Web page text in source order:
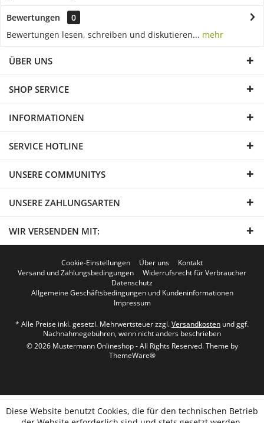
Bewertungen
0
Bewertungen lesen, schreiben und diskutieren... mehr
ÜBER UNS
SHOP SERVICE
INFORMATIONEN
SERVICE HOTLINE
UNSERE COMMUNITYS
UNSERE ZAHLUNGSARTEN
WIR VERSENDEN MIT:
Cookie-Einstellungen Über uns
Kontakt
Versand und Zahlungsbedingungen
Widerrufsrecht für Verbraucher
Datenschutz
Allgemeine Geschäftsbedingungen und Kundeninformationen
Impressum
* Alle Preise inkl. gesetzl. Mehrwertsteuer zzgl.Versandkosten und ggf.
Nachnahmegebühren, wenn nicht anders beschrieben
© 2026 Mustermann Onlineshop - All Rights Reserved. Theme by
ThemeWare®
Diese Website benutzt Cookies, die für den technischen Betrieb